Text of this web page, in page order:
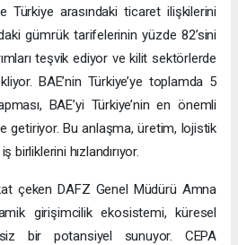
Türkiye arasındaki ticaret ilişkilerini
gümrük tarifelerinin yüzde 82’sini
teşvik ediyor ve kilit sektörlerde
BAE’nin Türkiye’ye toplamda 5
BAE’yi Türkiye’nin en önemli
getiriyor. Bu anlaşma, üretim, lojistik
birliklerini hızlandırıyor.
çeken DAFZ Genel Müdürü Amna
girişimcilik ekosistemi, küresel
bir potansiyel sunuyor. CEPA